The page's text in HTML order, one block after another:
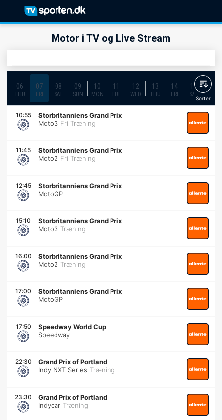
Motor i TV og Live Stream
06
THU
07
FRI
08
SAT
09
SUN
10
MON
11
TUE
12
WED
13
THU
14
FRI
15
SAT
16
Sorter
10:55
Storbritanniens Grand Prix
Moto3 Fri Træning
11:45
Storbritanniens Grand Prix
Moto2 Fri Træning
12:45
Storbritanniens Grand Prix
MotoGP
15:10
Storbritanniens Grand Prix
Moto3 Træning
16:00
Storbritanniens Grand Prix
Moto2 Træning
17:00
Storbritanniens Grand Prix
MotoGP
17:50
Speedway World Cup
Speedway
22:30
Grand Prix of Portland
Indy NXT Series Træning
23:30
Grand Prix of Portland
Indycar Træning